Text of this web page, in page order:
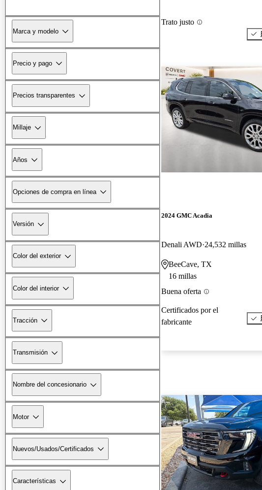
Marca y modelo
Precio y pago
Precios transparentes
Millaje
Años
Opciones de compra en línea
Versión
Color del exterior
Color del interior
Tracción
Transmisión
Nombre del concesionario
Motor
Nuevos/Usados/Certificados
Características
Trato justo
2024 GMC Acadia
Denali AWD 24,532 millas
BeeCave, TX
16 millas
Buena oferta
Certificados por el
fabricante